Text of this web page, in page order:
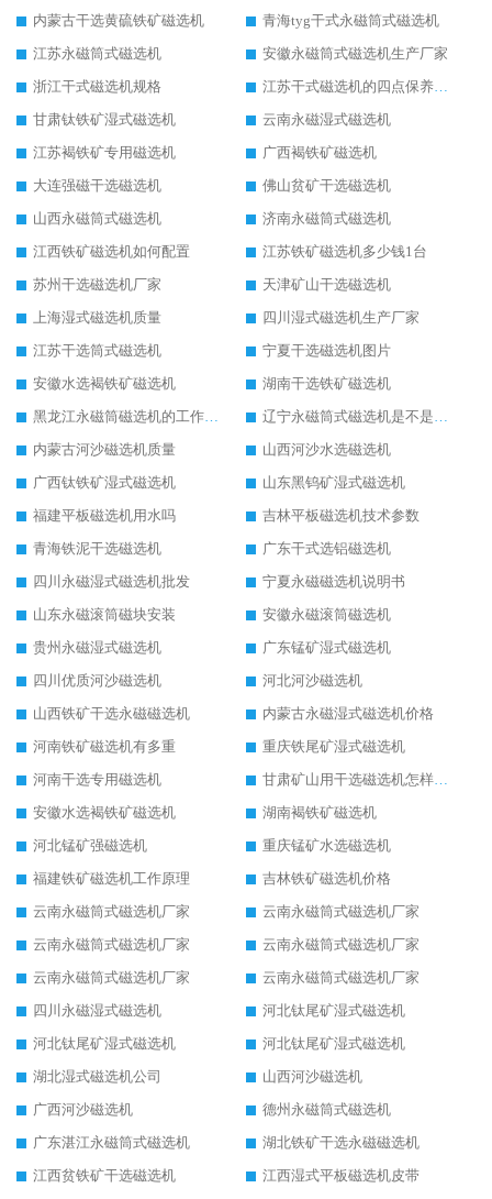
内蒙古干选黄硫铁矿磁选机
青海tyg干式永磁筒式磁选机
江苏永磁筒式磁选机
安徽永磁筒式磁选机生产厂家
浙江干式磁选机规格
江苏干式磁选机的四点保养秘籍
甘肃钛铁矿湿式磁选机
云南永磁湿式磁选机
江苏褐铁矿专用磁选机
广西褐铁矿磁选机
大连强磁干选磁选机
佛山贫矿干选磁选机
山西永磁筒式磁选机
济南永磁筒式磁选机
江西铁矿磁选机如何配置
江苏铁矿磁选机多少钱1台
苏州干选磁选机厂家
天津矿山干选磁选机
上海湿式磁选机质量
四川湿式磁选机生产厂家
江苏干选筒式磁选机
宁夏干选磁选机图片
安徽水选褐铁矿磁选机
湖南干选铁矿磁选机
黑龙江永磁筒磁选机的工作原理
辽宁永磁筒式磁选机是不是强磁
内蒙古河沙磁选机质量
山西河沙水选磁选机
广西钛铁矿湿式磁选机
山东黑钨矿湿式磁选机
福建平板磁选机用水吗
吉林平板磁选机技术参数
青海铁泥干选磁选机
广东干式选铝磁选机
四川永磁湿式磁选机批发
宁夏永磁磁选机说明书
山东永磁滚筒磁块安装
安徽永磁滚筒磁选机
贵州永磁湿式磁选机
广东锰矿湿式磁选机
四川优质河沙磁选机
河北河沙磁选机
山西铁矿干选永磁磁选机
内蒙古永磁湿式磁选机价格
河南铁矿磁选机有多重
重庆铁尾矿湿式磁选机
河南干选专用磁选机
甘肃矿山用干选磁选机怎样调磁
安徽水选褐铁矿磁选机
湖南褐铁矿磁选机
河北锰矿强磁选机
重庆锰矿水选磁选机
福建铁矿磁选机工作原理
吉林铁矿磁选机价格
云南永磁筒式磁选机厂家
云南永磁筒式磁选机厂家
云南永磁筒式磁选机厂家
云南永磁筒式磁选机厂家
云南永磁筒式磁选机厂家
云南永磁筒式磁选机厂家
四川永磁湿式磁选机
河北钛尾矿湿式磁选机
河北钛尾矿湿式磁选机
河北钛尾矿湿式磁选机
湖北湿式磁选机公司
山西河沙磁选机
广西河沙磁选机
德州永磁筒式磁选机
广东湛江永磁筒式磁选机
湖北铁矿干选永磁磁选机
江西贫铁矿干选磁选机
江西湿式平板磁选机皮带